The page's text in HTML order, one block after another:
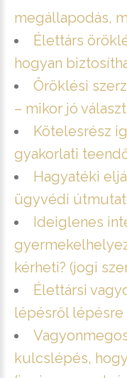
megállapodás,
Élettárs
hogyan
Öröklési
– mikor jó
Kötelesrész
gyakorlati
Hagyatéki
ügyvédi
Ideiglenes
kérheti? (jogi
Élettársi
lépésről lépésre
kulcslépés,